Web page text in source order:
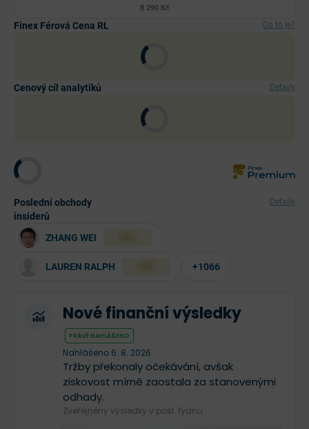
8 290 Kč
Finex Férová Cena RL Co to je?
Cenový cíl analytiků Detaily
Poslední obchody
insiderů
Detaily
ZHANG WEI
LAUREN RALPH +1066
Nové finanční výsledky
PRÁVĚ NAHLÁŠENO
Nahlášeno 6. 8. 2026
Tržby překonaly očekávání, avšak
ziskovost mírně zaostala za stanovenými
odhady.
Zveřejněny výsledky v posl. týdnu